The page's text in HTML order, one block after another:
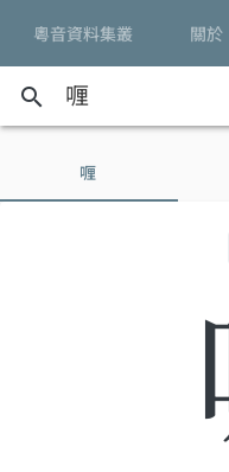
粵音資料集叢 關於
search
喱